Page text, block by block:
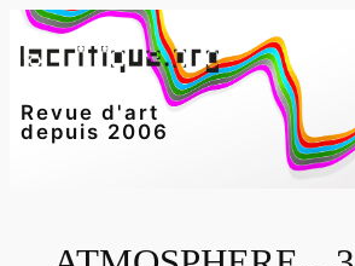
Aller
au
Revue d'art
depuis 2006